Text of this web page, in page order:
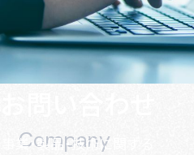
事業・製品・技術に関する
Company